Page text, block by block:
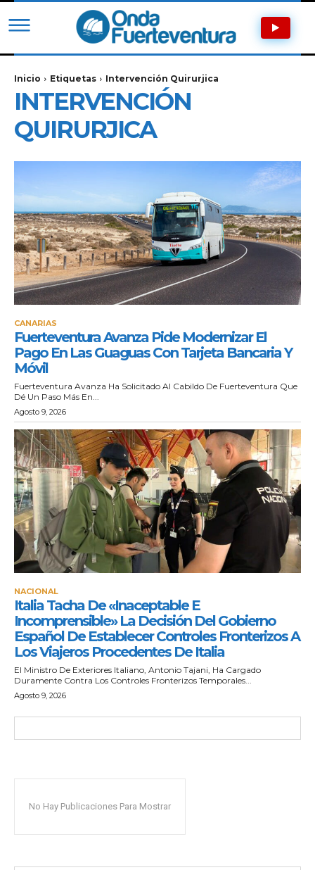
Inicio Etiquetas Intervención Quirurjica
INTERVENCIÓN
QUIRURJICA
CANARIAS
Fuerteventura Avanza Pide Modernizar El
Pago En Las Guaguas Con Tarjeta Bancaria Y
Móvil
Fuerteventura Avanza Ha Solicitado Al Cabildo De Fuerteventura Que
Dé Un Paso Más En...
Agosto 9, 2026
NACIONAL
Italia Tacha De «inaceptable E
Incomprensible» La Decisión Del Gobierno
Español De Establecer Controles Fronterizos A
Los Viajeros Procedentes De Italia
El Ministro De Exteriores Italiano, Antonio Tajani, Ha Cargado
Duramente Contra Los Controles Fronterizos Temporales...
Agosto 9, 2026
No Hay Publicaciones Para Mostrar